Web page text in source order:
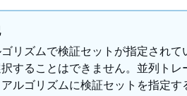
リズムで検証セットが指定され
することはできません。並列ト
ルゴリズムに検証セットを指定す